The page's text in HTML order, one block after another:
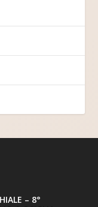
– 8°